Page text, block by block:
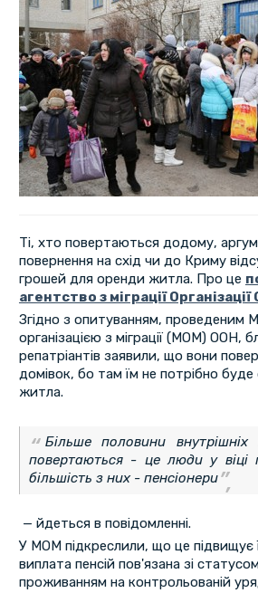
Ті, хто повертаються додому,
повернення на схід чи до Криму
грошей для оренди житла. Про це
агентство з міграції
Згідно з опитуванням, проведеним
організацією з міграції (МОМ) ООН,
репатріантів заявили, що вони
домівок, бо там їм не потрібно
житла.
Більше половини внутрішніх
повертаються - це люди у віці
більшість з них - пенсіонери
— йдеться в повідомленні.
У МОМ підкреслили, що це підвищує
виплата пенсій пов'язана зі
проживанням на контрольованій